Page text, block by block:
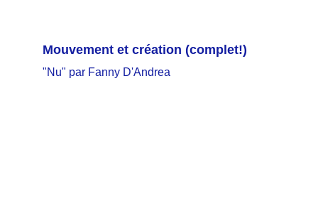
Mouvement et création (complet!)
"Nu" par Fanny D'Andrea